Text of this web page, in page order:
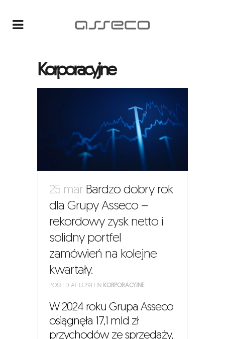
Korporacyjne
25 mar Bardzo dobry rok
dla Grupy Asseco –
rekordowy zysk netto i
solidny portfel
zamówień na kolejne
kwartały.
POSTED AT 13:29H IN KORPORACYJNE
W 2024 roku Grupa Asseco
osiągnęła 17,1 mld zł
przychodów ze sprzedaży,